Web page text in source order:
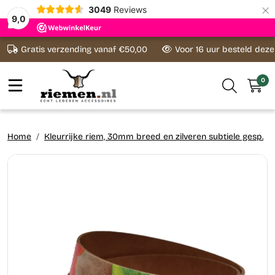
9,0
3049 Reviews ×
Ga naar content
Gratis verzending vanaf €50,00 Voor 16 uur besteld
0
Home Kleurrijke riem, 30mm breed en zilveren subtiele gesp.